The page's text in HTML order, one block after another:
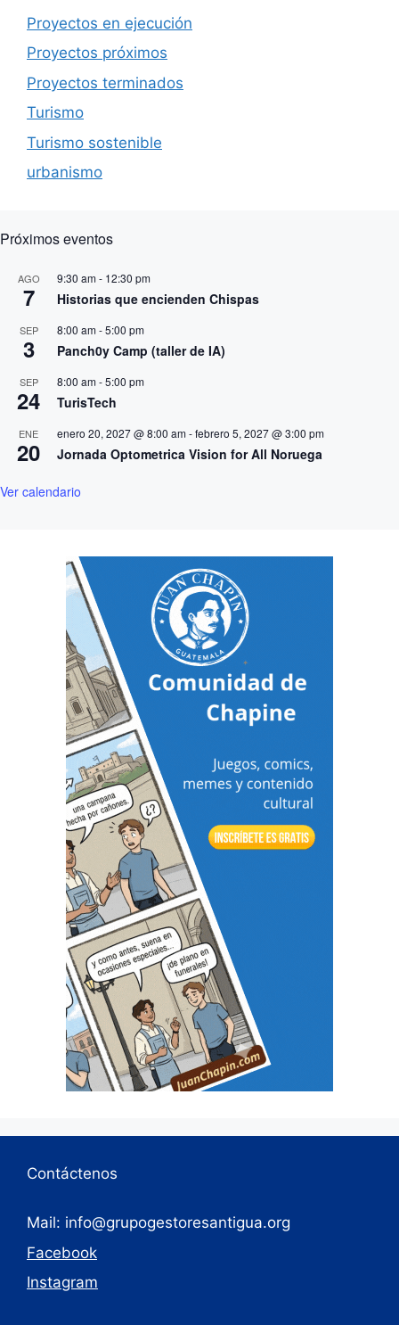
Proyectos en ejecución
Proyectos próximos
Proyectos terminados
Turismo
Turismo sostenible
urbanismo
Próximos eventos
AGO
7
9:30 am- 12:30 pm
Historias que encienden Chispas
SEP
3
8:00 am-5:00 pm
Panch0y Camp (taller de IA)
SEP
24
8:00 am-5:00 pm
TurisTech
ENE
20
enero 20, 2027 @ 8:00 am-febrero 5, 2027 @ 3:00 pm
Jornada Optometrica Vision for All Noruega
Ver calendario
Contáctenos
Mail: info@grupogestoresantigua.org
Facebook
Instagram